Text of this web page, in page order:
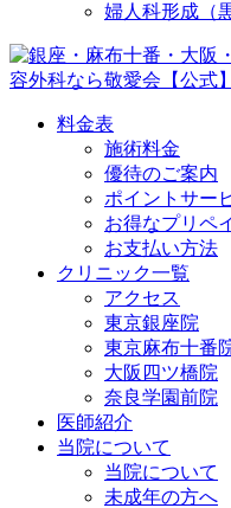
婦人科形成（
料金表
施術料金
優待のご案内
ポイントサー
お得なプリペ
お支払い方法
クリニック一覧
アクセス
東京銀座院
東京麻布十番
大阪四ツ橋院
奈良学園前院
医師紹介
当院について
当院について
未成年の方へ